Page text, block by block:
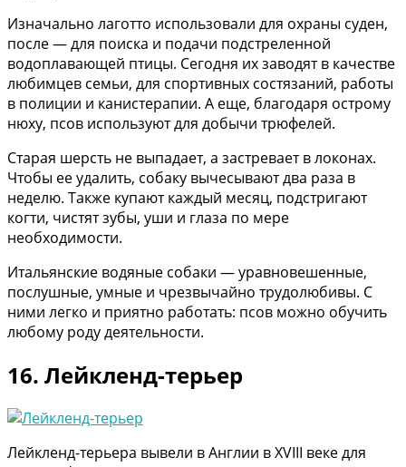
Изначально лаготто использовали для охраны суден,
после — для поиска и подачи подстреленной
водоплавающей птицы. Сегодня их заводят в качестве
любимцев семьи, для спортивных состязаний, работы
в полиции и канистерапии. А еще, благодаря острому
нюху, псов используют для добычи трюфелей.
Старая шерсть не выпадает, а застревает в локонах.
Чтобы ее удалить, собаку вычесывают два раза в
неделю. Также купают каждый месяц, подстригают
когти, чистят зубы, уши и глаза по мере
необходимости.
Итальянские водяные собаки — уравновешенные,
послушные, умные и чрезвычайно трудолюбивы. С
ними легко и приятно работать: псов можно обучить
любому роду деятельности.
16. Лейкленд-терьер
Лейкленд-терьера вывели в Англии в XVIII веке для